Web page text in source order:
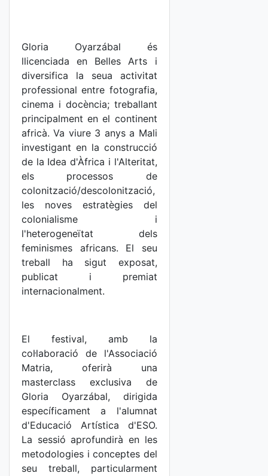
Gloria Oyarzábal és
llicenciada en Belles Arts i
diversifica la seua activitat
professional entre fotografia,
cinema i docència; treballant
principalment en el continent
africà. Va viure 3 anys a Mali
investigant en la construcció
de la Idea d'Àfrica i l'Alteritat,
els processos de
colonització/descolonització,
les noves estratègies del
colonialisme i
l'heterogeneïtat dels
feminismes africans. El seu
treball ha sigut exposat,
publicat i premiat
internacionalment.
El festival, amb la
col·laboració de l'Associació
Matria, oferirà una
masterclass exclusiva de
Gloria Oyarzábal, dirigida
específicament a l'alumnat
d'Educació Artística d'ESO.
La sessió aprofundirà en les
metodologies i conceptes del
seu treball, particularment